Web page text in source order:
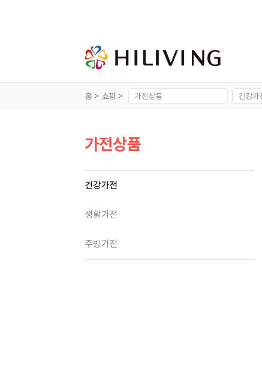
홈 > 쇼핑 >
가전상품
건강가전
생활가전
주방가전